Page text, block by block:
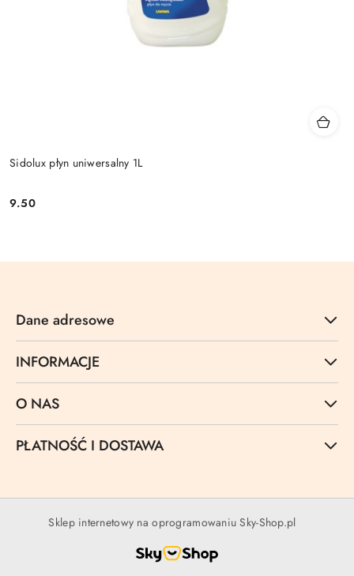
Sidolux płyn uniwersalny 1L
Cena:
9.50
Dane adresowe
INFORMACJE
O NAS
PŁATNOŚĆ I DOSTAWA
Sklep internetowy na oprogramowaniu Sky-Shop.pl